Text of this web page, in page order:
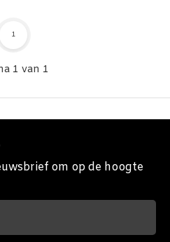
1 van 1
1
om op de hoogte